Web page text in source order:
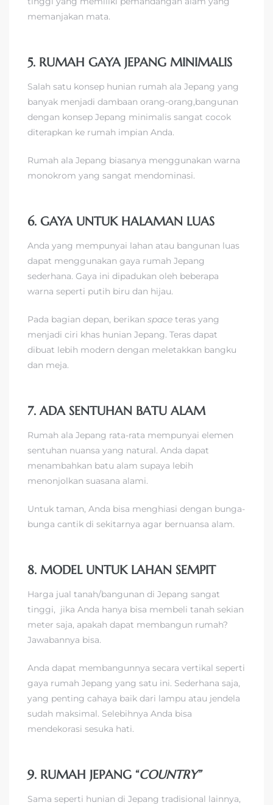
memanjakan mata.
5. RUMAH GAYA JEPANG MINIMALIS
Salah satu konsep hunian rumah ala Jepang yang
banyak menjadi dambaan orang-orang,bangunan
dengan konsep Jepang minimalis sangat cocok
diterapkan ke rumah impian Anda.
Rumah ala Jepang biasanya menggunakan warna
monokrom yang sangat mendominasi.
6. GAYA UNTUK HALAMAN LUAS
Anda yang mempunyai lahan atau bangunan luas
dapat menggunakan gaya rumah Jepang
sederhana. Gaya ini dipadukan oleh beberapa
warna seperti putih biru dan hijau.
Pada bagian depan, berikan space teras yang
menjadi ciri khas hunian Jepang. Teras dapat
dibuat lebih modern dengan meletakkan bangku
dan meja.
7. ADA SENTUHAN BATU ALAM
Rumah ala Jepang rata-rata mempunyai elemen
sentuhan nuansa yang natural. Anda dapat
menambahkan batu alam supaya lebih
menonjolkan suasana alami.
Untuk taman, Anda bisa menghiasi dengan bunga-
bunga cantik di sekitarnya agar bernuansa alam.
8. MODEL UNTUK LAHAN SEMPIT
Harga jual tanah/bangunan di Jepang sangat
tinggi, jika Anda hanya bisa membeli tanah sekian
meter saja, apakah dapat membangun rumah?
Jawabannya bisa.
Anda dapat membangunnya secara vertikal seperti
gaya rumah Jepang yang satu ini. Sederhana saja,
yang penting cahaya baik dari lampu atau jendela
sudah maksimal. Selebihnya Anda bisa
mendekorasi sesuka hati.
9. RUMAH JEPANG “COUNTRY”
Sama seperti hunian di Jepang tradisional lainnya,